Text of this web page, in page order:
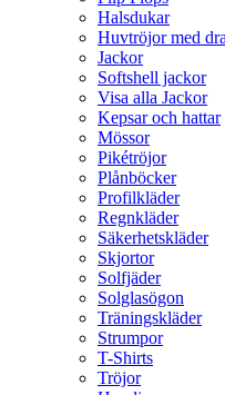
Halsdukar
Huvtröjor med
Jackor
Softshell jackor
Visa alla Jackor
Kepsar och hattar
Mössor
Pikétröjor
Plånböcker
Profilkläder
Regnkläder
Säkerhetskläder
Skjortor
Solfjäder
Solglasögon
Träningskläder
Strumpor
T-Shirts
Tröjor